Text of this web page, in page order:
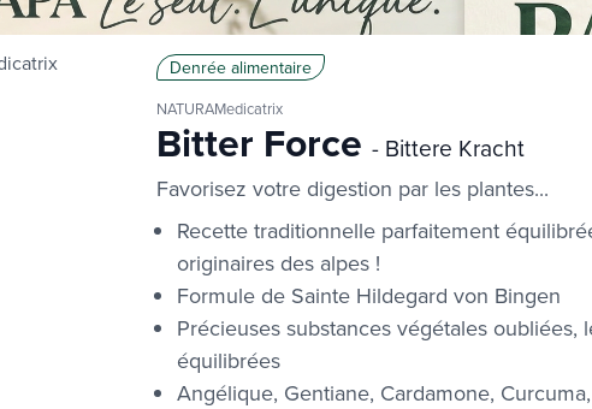
Denrée alimentaire
NATURAMedicatrix
Bitter Force- Bittere Kracht
Favorisez votre digestion par les plantes...
Recette traditionnelle parfaitement
originaires des alpes !
Formule de Sainte Hildegard von Bingen
Précieuses substances végétales
équilibrées
Angélique, Gentiane, Cardamone,